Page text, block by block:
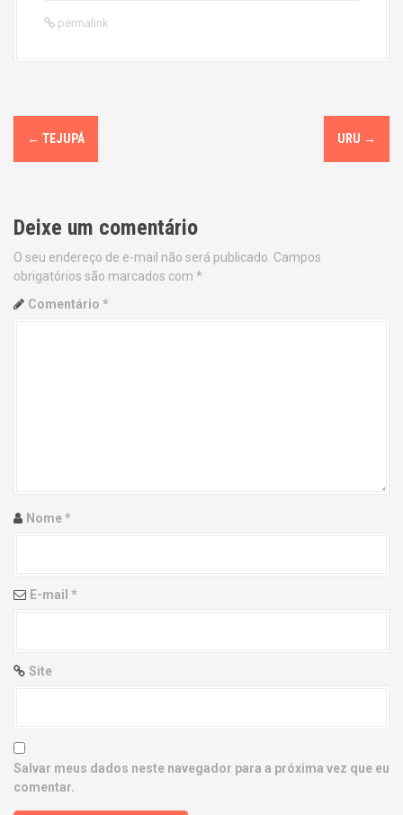
permalink
P
o
t
n
a
i
n
← TEJUPÁ URU →
Deixe um comentário
O seu endereço de e-mail não será publicado. Campos
obrigatórios são marcados com *
Comentário *
Nome*
E-mail *
Site
Salvar meus dados neste navegador para a próxima vez que eu
comentar.